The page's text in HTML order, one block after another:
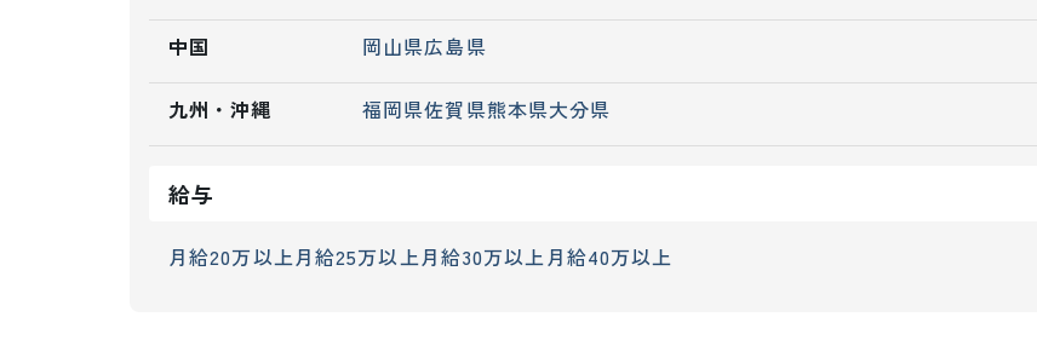
中国 岡山県広島県
九州・沖縄 福岡県佐賀県熊本県大分県
給与
月給20万以上月給25万以上月給30万以上月給40万以上